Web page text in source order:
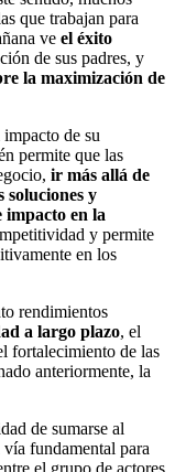
que trabajan para
ve el éxito
de sus padres, y
la maximización de
de su
permite que las
ir más allá de
soluciones y
impacto en la
y permite
en los
rendimientos
a largo plazo, el
fortalecimiento de las
anteriormente, la
de sumarse al
fundamental para
el grupo de actores